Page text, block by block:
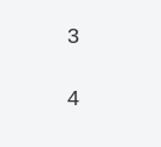
3
4